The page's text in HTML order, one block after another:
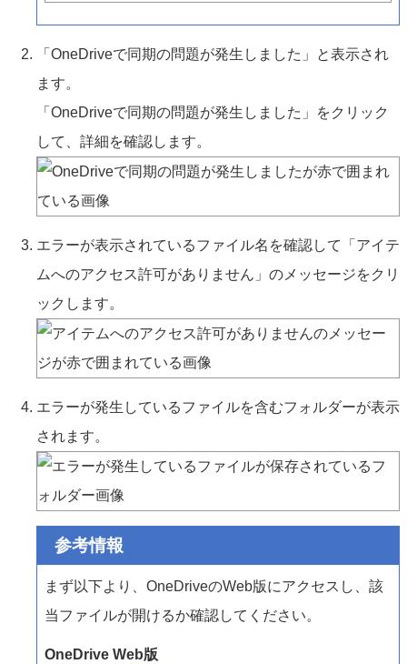
「OneDriveで同期の問題が発生しました」と表示され
ます。
「OneDriveで同期の問題が発生しました」をクリック
して、詳細を確認します。
エラーが表示されているファイル名を確認して「アイテ
ムへのアクセス許可がありません」のメッセージをクリ
ックします。
エラーが発生しているファイルを含むフォルダーが表示
されます。
参考情報
まず以下より、OneDriveのWeb版にアクセスし、該
当ファイルが開けるか確認してください。
OneDrive Web版